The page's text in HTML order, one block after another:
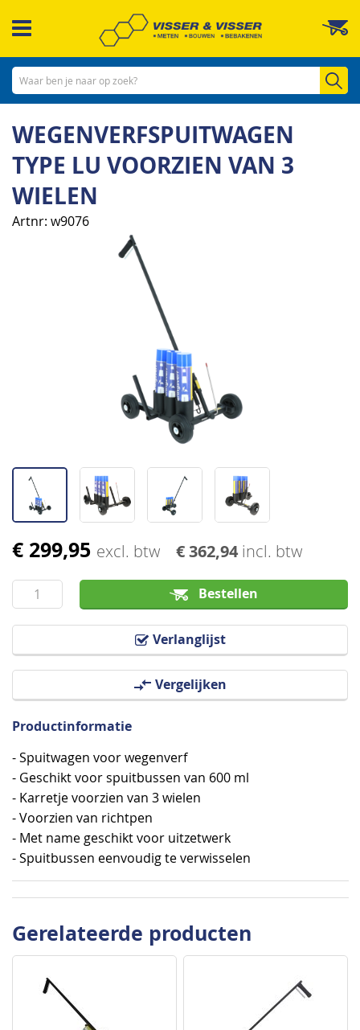
naar
inhoud
WEGENVERFSPUITWAGEN
TYPE LU VOORZIEN VAN 3
WIELEN
Artnr w9076
€ 299,95 excl. btw € 362,94 incl. btw
Bestellen
Verlanglijst
Vergelijken
Ga
het
begin
van
Productinformatie
- Spuitwagen voor wegenverf
- Geschikt voor spuitbussen van 600 ml
- Karretje voorzien van 3 wielen
- Voorzien van richtpen
- Met name geschikt voor uitzetwerk
- Spuitbussen eenvoudig te verwisselen
Gerelateerde producten